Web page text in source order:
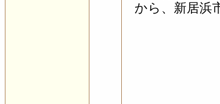
から、新居浜